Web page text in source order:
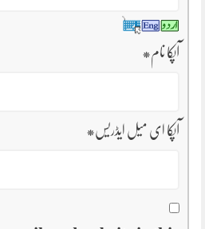
آپکا نام*
آپکا ای میل ایڈریس*